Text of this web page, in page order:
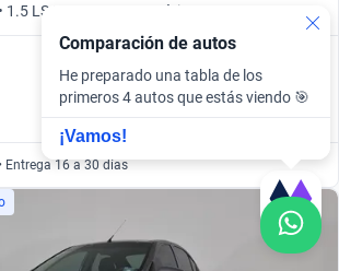
LS B AUTO • Automático
Entrega 16 a 30 días
Comparación de autos
He preparado una tabla de los
primeros 4 autos que estás viendo 🎯
¡Vamos!